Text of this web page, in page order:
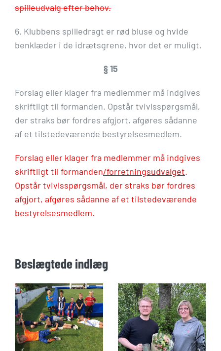
spilleudvalg efter behov.
6. Klubbens spilledragt er rød bluse og hvide
benklæder i de idrætsgrene, hvor det er muligt.
§ 15
Forslag eller klager fra medlemmer må indgives
skriftligt til formanden. Opstår tvivlsspørgsmål,
der straks bør fordres afgjort, afgøres sådanne
af et tilstedeværende bestyrelsesmedlem.
Forslag eller klager fra medlemmer må indgives
skriftligt til formanden/forretningsudvalget.
Opstår tvivlsspørgsmål, der straks bør fordres
afgjort, afgøres sådanne af et tilstedeværende
bestyrelsesmedlem.
Beslægtede indlæg